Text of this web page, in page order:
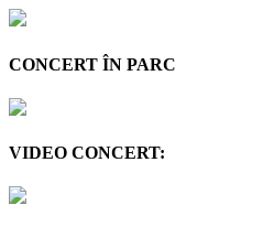
CONCERT ÎN PARC
VIDEO CONCERT: